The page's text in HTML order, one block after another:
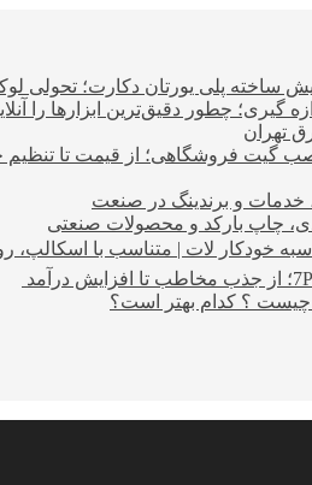
پیش ساخته پلی یورتان دکارت؛
گیری؛ چطور دقیق‌ترین ابزارها را
تهران
نصب گیت فروشگاهی؛ از قیمت تا
خدمات و برندینگ در صنعت
چاپ بارکد و محصولات صنعتی
خودکار لات | متناسب با اسکالپ،
چیست ؟ کدام بهتر است؟